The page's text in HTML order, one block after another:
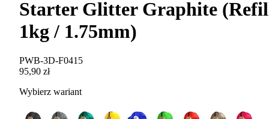
Starter Glitter Graphite
1kg / 1.75mm)
PWB-3D-F0415
95,90 zł
Wybierz wariant